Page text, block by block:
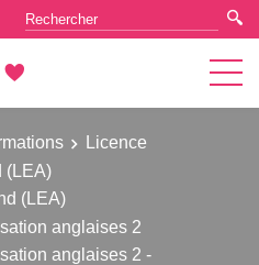
Licence
(LEA)
(LEA)
anglaises 2
anglaises 2 -